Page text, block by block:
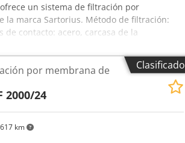
ofrece un sistema de filtración por
marca Sartorius. Método de filtración:
contacto: acero, carcasa de la
máxima de funcionamiento: 95 °C, presión
Este sistema no incluye un prefiltro. Se
in situ. Credpfx Aezlt Ngolnjf
Clasificado
km
por membrana de
2000/24